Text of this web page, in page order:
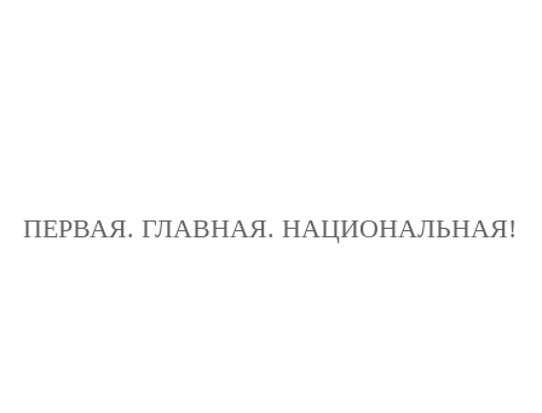
ПЕРВАЯ. ГЛАВНАЯ. НАЦИОНАЛЬНАЯ!